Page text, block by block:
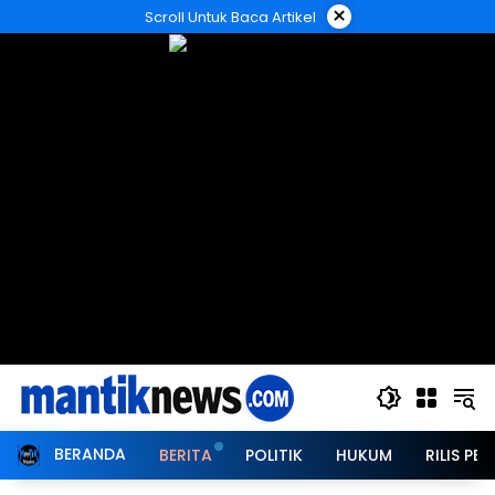
ke
Scroll Untuk Baca Artikel ×
BERANDA BERITA POLITIK HUKUM RILIS